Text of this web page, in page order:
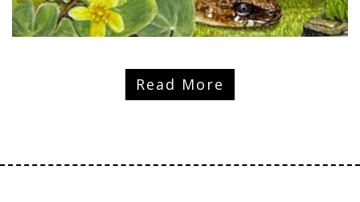
Read More